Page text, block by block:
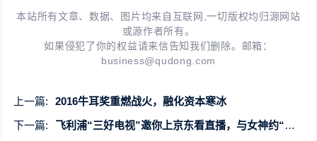
本站所有文章、数据、图片均来自互联网,一切版权均归源网站
或源作者所有。
如果侵犯了你的权益请来信告知我们删除。邮箱：
business@qudong.com
上一篇:
2016牛耳奖重燃战火，融化资本寒冰
下一篇:
飞利浦“三好电视”邀你上京东看直播，与女神约“惠”双12